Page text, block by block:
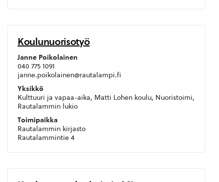
Koulunuorisotyö
Janne Poikolainen
040 775 1091
janne.poikolainen@rautalampi.fi
Yksikkö
Kulttuuri ja vapaa-aika, Matti Lohen koulu, Nuoristoimi,
Rautalammin lukio
Toimipaikka
Rautalammin kirjasto
Rautalammintie 4